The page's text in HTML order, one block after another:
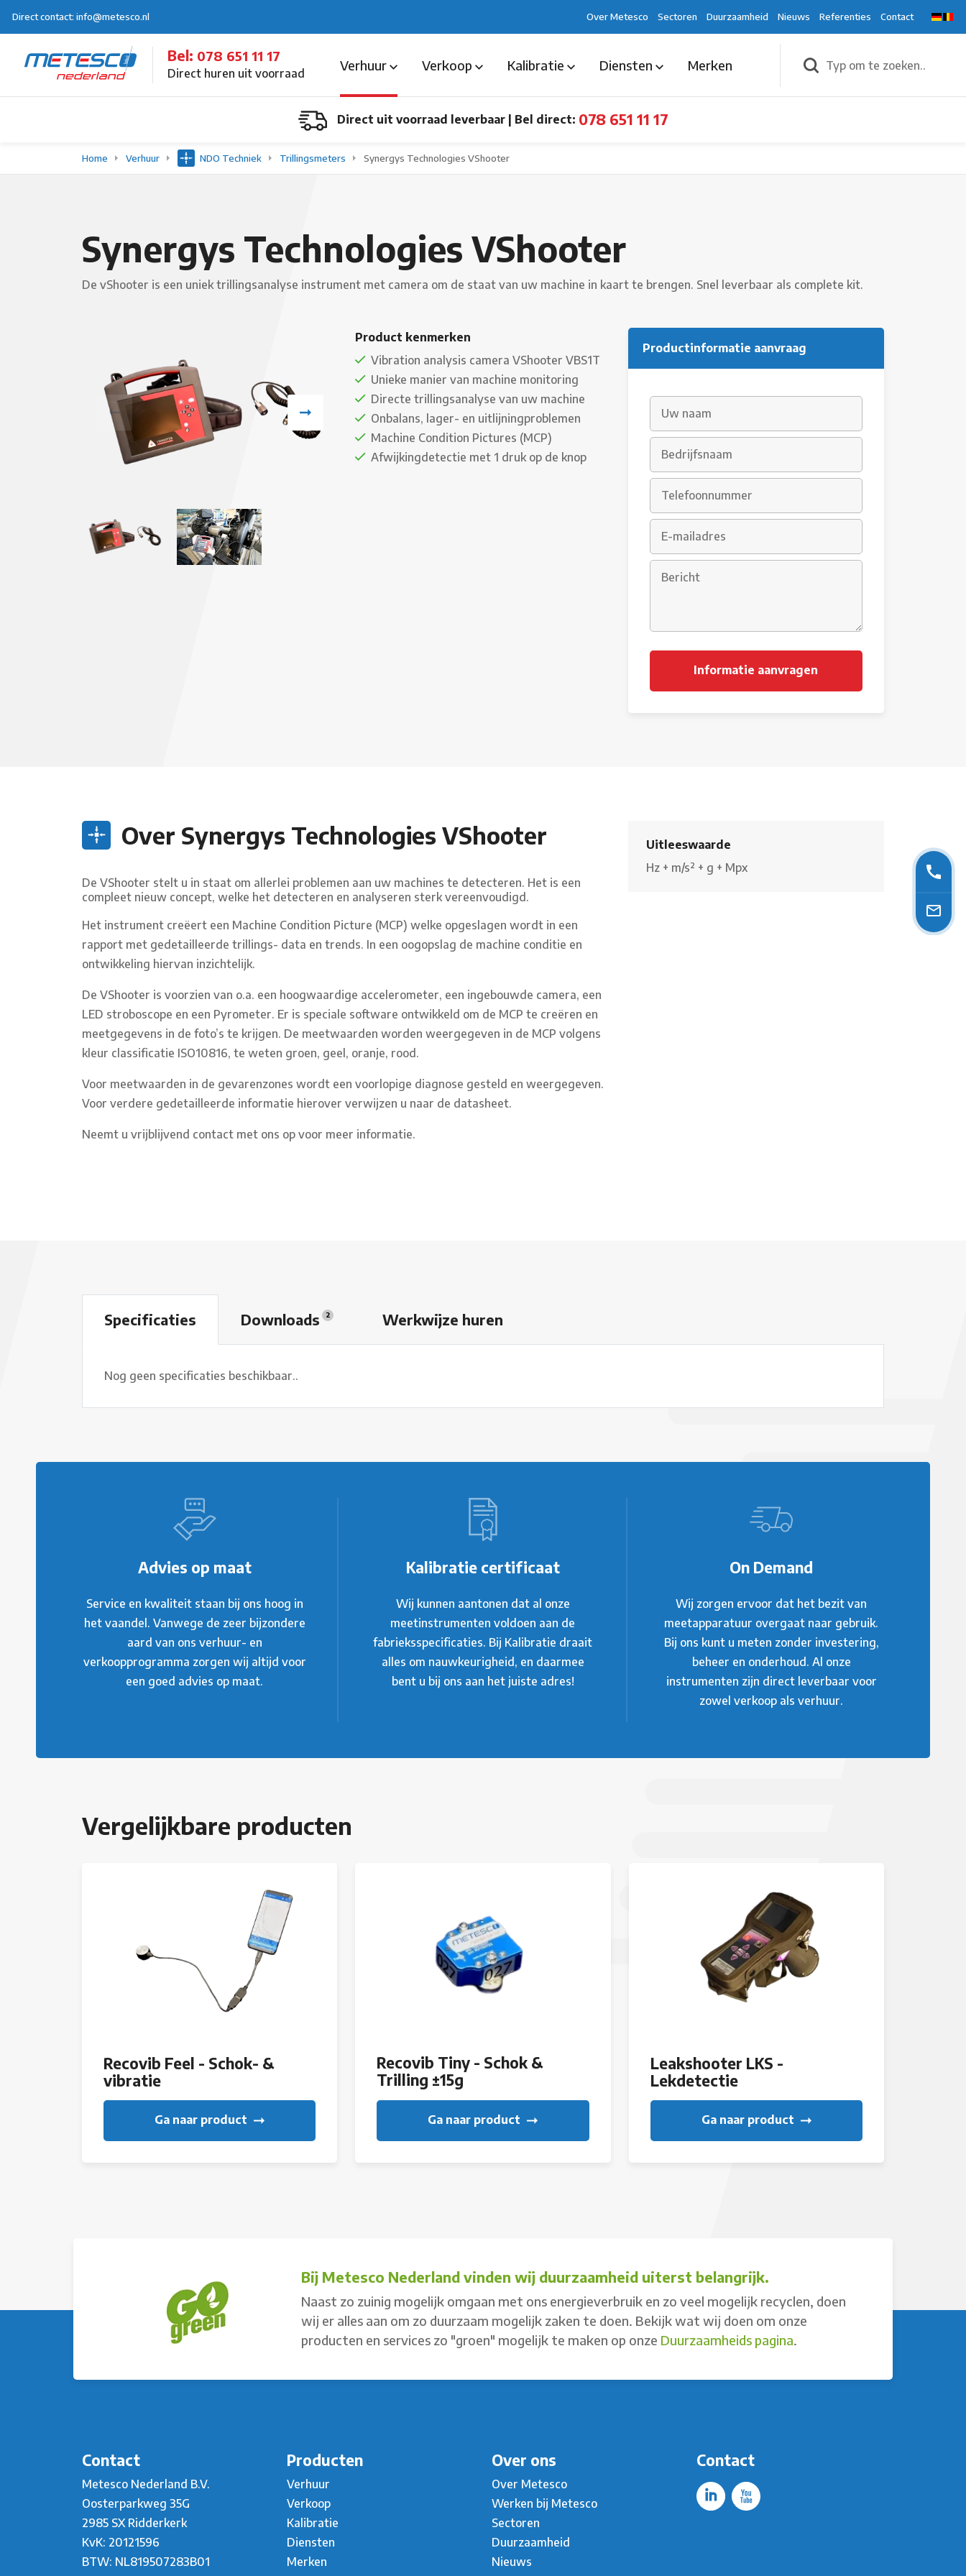
Direct contact: info@metesco.nl Over Metesco Sectoren Duurzaamheid Nieuws Referenties Contact
Bel: 078 651 11 17
Direct huren uit voorraad Verhuur Verkoop Kalibratie Diensten Merken
Direct uit voorraad leverbaar Bel direct: 078 651 11 17
Home Verhuur NDO Techniek Trillingsmeters Synergys Technologies VShooter
Synergys Technologies VShooter
De vShooter is een uniek trillingsanalyse instrument met camera om de staat van uw machine in kaart te brengen. Snel leverbaar als complete kit.
Product kenmerken
Vibration analysis camera VShooter VBS1T
Unieke manier van machine monitoring
Directe trillingsanalyse van uw machine
Onbalans, lager- en uitlijningproblemen
Machine Condition Pictures (MCP)
Afwijkingdetectie met 1 druk op de knop
Productinformatie aanvraag
Over Synergys Technologies VShooter
De VShooter stelt u in staat om allerlei problemen aan uw machines te detecteren. Het is een
compleet nieuw concept, welke het detecteren en analyseren sterk vereenvoudigd.
Het instrument creëert een Machine Condition Picture (MCP) welke opgeslagen wordt in een
rapport met gedetailleerde trillings- data en trends. In een oogopslag de machine conditie en
ontwikkeling hiervan inzichtelijk.
De VShooter is voorzien van o.a. een hoogwaardige accelerometer, een ingebouwde camera, een
LED stroboscope en een Pyrometer. Er is speciale software ontwikkeld om de MCP te creëren en
meetgegevens in de foto’s te krijgen. De meetwaarden worden weergegeven in de MCP volgens
kleur classificatie ISO10816, te weten groen, geel, oranje, rood.
Voor meetwaarden in de gevarenzones wordt een voorlopige diagnose gesteld en weergegeven.
Voor verdere gedetailleerde informatie hierover verwijzen u naar de datasheet.
Neemt u vrijblijvend contact met ons op voor meer informatie.
Uitleeswaarde
Hz + m/s² + g + Mpx
Specificaties Downloads 2 Werkwijze huren
Nog geen specificaties beschikbaar..
Advies op maat
Service en kwaliteit staan bij ons hoog in
het vaandel. Vanwege de zeer bijzondere
aard van ons verhuur- en
verkoopprogramma zorgen wij altijd voor
een goed advies op maat.
Kalibratie certificaat
Wij kunnen aantonen dat al onze
meetinstrumenten voldoen aan de
fabrieksspecificaties. Bij Kalibratie draait
alles om nauwkeurigheid, en daarmee
bent u bij ons aan het juiste adres!
On Demand
Wij zorgen ervoor dat het bezit van
meetapparatuur overgaat naar gebruik.
Bij ons kunt u meten zonder investering,
beheer en onderhoud. Al onze
instrumenten zijn direct leverbaar voor
zowel verkoop als verhuur.
Vergelijkbare producten
Recovib Feel - Schok- &
vibratie
Ga naar product
Recovib Tiny - Schok &
Trilling ±15g
Ga naar product
Leakshooter LKS -
Lekdetectie
Ga naar product
Bij Metesco Nederland vinden wij duurzaamheid uiterst belangrijk.
Naast zo zuinig mogelijk omgaan met ons energieverbruik en zo veel mogelijk recyclen, doen
wij er alles aan om zo duurzaam mogelijk zaken te doen. Bekijk wat wij doen om onze
producten en services zo "groen" mogelijk te maken op onze Duurzaamheids pagina
Contact
Metesco Nederland B.V.
Oosterparkweg 35G
2985 SX Ridderkerk
KvK: 20121596
BTW: NL819507283B01
Producten
Verhuur
Verkoop
Kalibratie
Diensten
Merken
Over ons
Over Metesco
Werken bij Metesco
Sectoren
Duurzaamheid
Nieuws
Contact